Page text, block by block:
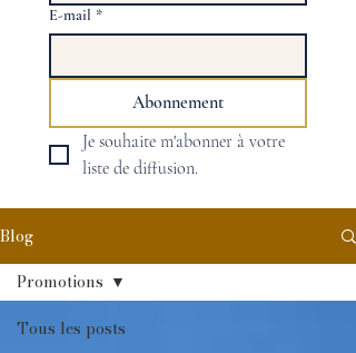
E-mail *
Abonnement
Je souhaite m'abonner à votre
liste de diffusion.
Blog
Tous les posts
Promotions